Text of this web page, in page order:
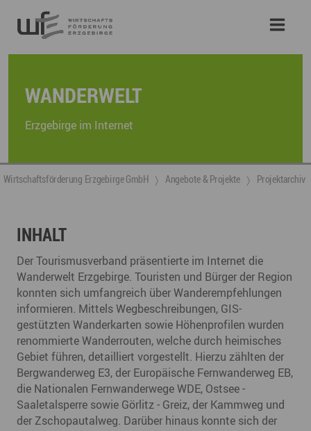
WANDERWELT
Erzgebirge im Internet
Wirtschaftsförderung Erzgebirge GmbH Angebote & Projekte Projektarchiv
INHALT
Der Tourismusverband präsentierte im Internet die
Wanderwelt Erzgebirge. Touristen und Bürger der Region
konnten sich umfangreich über Wanderempfehlungen
informieren. Mittels Wegbeschreibungen, GIS-
gestützten Wanderkarten sowie Höhenprofilen wurden
renommierte Wanderrouten, welche durch heimisches
Gebiet führen, detailliert vorgestellt. Hierzu zählten der
Bergwanderweg E3, der Europäische Fernwanderweg EB,
die Nationalen Fernwanderwege WDE, Ostsee -
Saaletalsperre sowie Görlitz - Greiz, der Kammweg und
der Zschopautalweg. Darüber hinaus konnte sich der